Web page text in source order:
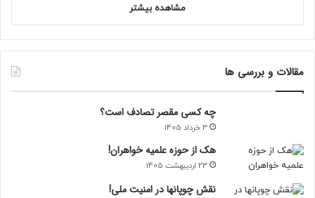
مشاهده بیشتر
مقالات و بررسی ها
چه کسی مقصر تصادف است؟
3 خرداد 1405
هک از حوزه علمیه خواهران!
23 اردیبهشت 1405
نقش چوپانها در امنیت ملی!